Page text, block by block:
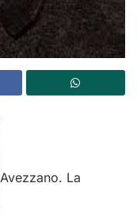
Avezzano. La